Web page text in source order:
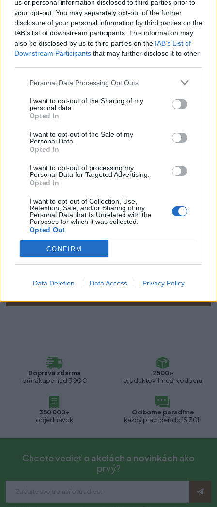
us or personal information disclosed to third parties prior to
your opt-out. You may separately opt-out of the further
disclosure of your personal information by third parties on the
IAB’s list of downstream participants. This information may
also be disclosed by us to third parties on the IAB’s List of
Downstream Participants that may further disclose it to other
Personal Data Processing Opt Outs
I want to opt-out of the Sharing of my
personal data.
Opted In
I want to opt-out of the Sale of my
Personal Data.
Opted In
I want to opt-out of processing my
Personal Data for Targeted Advertising.
Opted In
I want to opt-out of Collection, Use,
Retention, Sale, and/or Sharing of my
Personal Data that Is Unrelated with the
Purposes for which it was collected.
Opted Out
CONFIRM
Data Deletion Data Access Privacy Policy
farbách. Výrobok je určený pre zásuvky Axis Pro výšky A. Sada
obsahuje ľavý a pravý úchyt a vnútorné čelo.
Parametre
G-PB-AXISPRO-ZESWEW-A1
Výrobca: GTV
Kategórie:
Hmotnosť:
Obsah balenia:
2x držiak čela a relingu,
Typ výsuvu: AXIS PRO
Recenzie produktu
Doprava zdarma
pri nákupe nad 500€
2500+
produktov ihneď k odberu
350 000+
objednávok
Odborne poradíme
každý prac. deň do 15:30h
Chcete vedieť o akciách a novinkách ako
prvý?